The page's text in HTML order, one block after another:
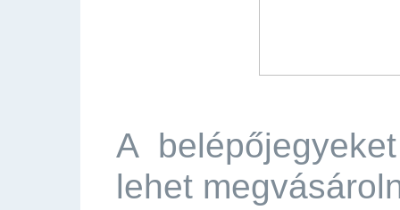
A
lehet